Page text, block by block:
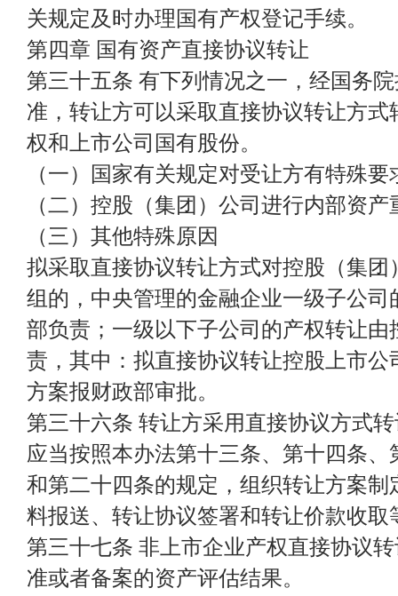
关规定及时办理国有产权登记手续。
第四章 国有资产直接协议转让
第三十五条 有下列情况之一，经国务
准，转让方可以采取直接协议转让方
权和上市公司国有股份。
（一）国家有关规定对受让方有特殊要
（二）控股（集团）公司进行内部资产
（三）其他特殊原因
拟采取直接协议转让方式对控股（集
组的，中央管理的金融企业一级子公
部负责；一级以下子公司的产权转让由
责，其中：拟直接协议转让控股上市
方案报财政部审批。
第三十六条 转让方采用直接协议方式
应当按照本办法第十三条、第十四条
和第二十四条的规定，组织转让方案
料报送、转让协议签署和转让价款收取
第三十七条 非上市企业产权直接协议
准或者备案的资产评估结果。